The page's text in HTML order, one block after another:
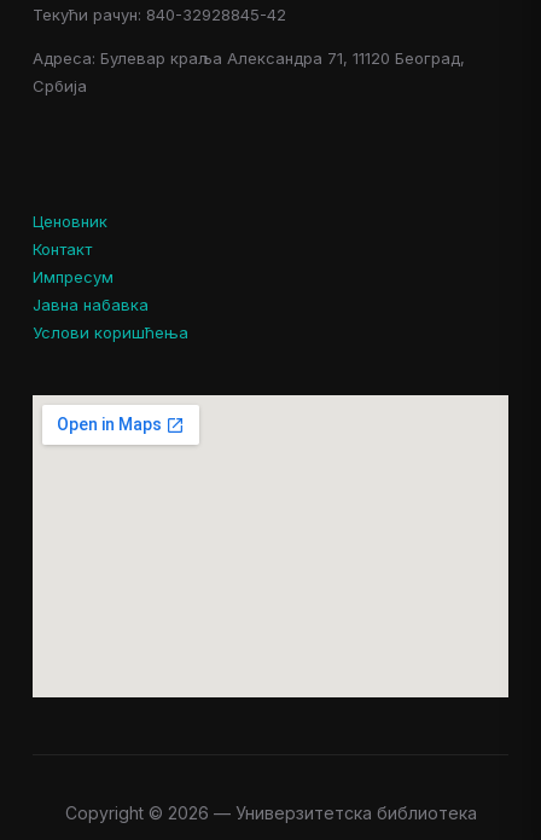
Текући рачун: 840-32928845-42
Адреса: Булевар краља Александра 71, 11120 Београд,
Србија
Ценовник
Контакт
Импресум
Јавна набавка
Услови коришћења
Copyright © 2026 — Универзитетска библиотека